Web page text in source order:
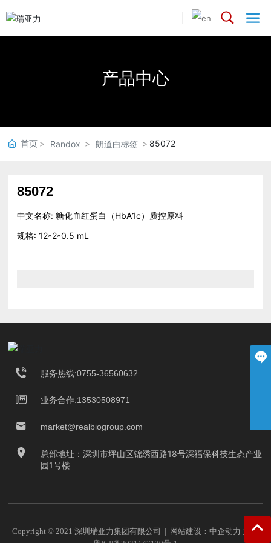
产品中心
首页 Randox 朗道白标签 85072
85072
中文名称:糖化血红蛋白（HbA1c）质控原料
规格:12*2*0.5 mL
服务热线:0755-36560632
业务合作:13530508971
market@realbiogroup.com
总部地址：深圳市坪山区锦绣西路18号深福保科技生态产业
园1号楼
Copyright © 2021 深圳瑞亚力集团有限公司 | 网站建设：中企动力 太原
market@realbiogroup.com